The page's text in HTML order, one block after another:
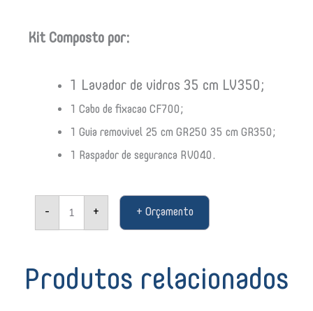
Kit Composto por:
1 Lavador de vidros 35 cm LV350;
1 Cabo de fixacao CF700;
1 Guia removivel 25 cm GR250 35 cm GR350;
1 Raspador de seguranca RV040.
-
Kit
limpa
sem
cabo
+ + Orçamento
Produtos relacionados